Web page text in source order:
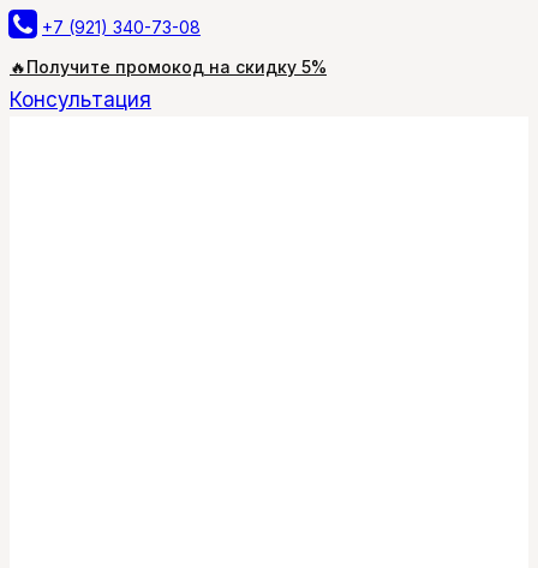
Перейти
к
содержимому
+7 (921) 340-73-08
🔥Получите промокод на скидку 5%
Консультация